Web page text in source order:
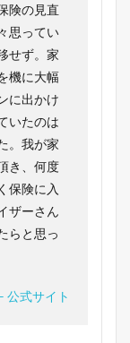
険の見直
思ってい
せず。家
機に大幅
に出かけ
いたのは
。我が家
き、何度
保険に入
ザーさん
らと思っ
公式サイト